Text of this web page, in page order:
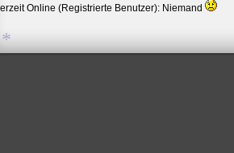
Online (Registrierte Benutzer): Niemand